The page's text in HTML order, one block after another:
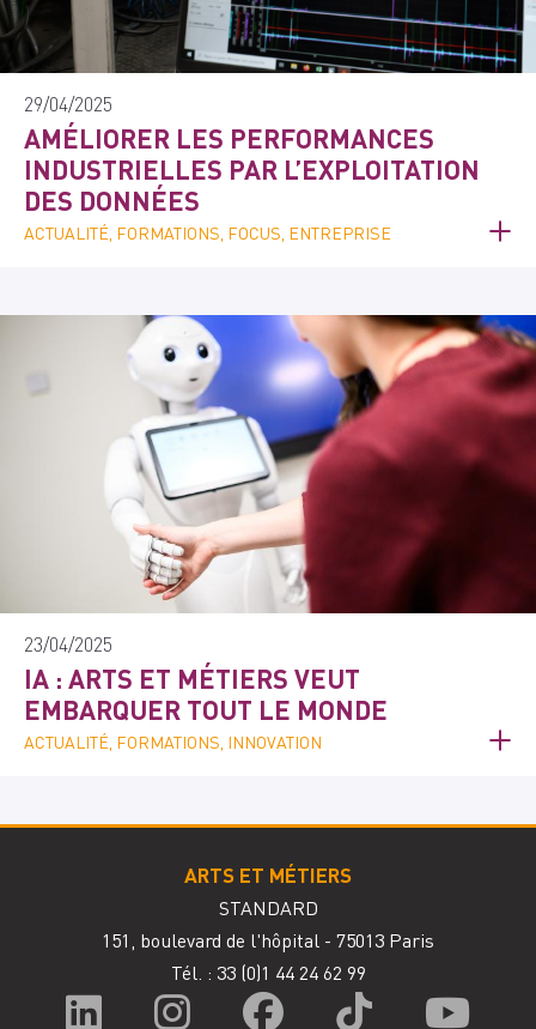
29/04/2025
AMÉLIORER LES PERFORMANCES
INDUSTRIELLES PAR L’EXPLOITATION
DES DONNÉES
ACTUALITÉ, FORMATIONS, FOCUS, ENTREPRISE
23/04/2025
IA : ARTS ET MÉTIERS VEUT
EMBARQUER TOUT LE MONDE
ACTUALITÉ, FORMATIONS, INNOVATION
ARTS ET MÉTIERS
STANDARD
151, boulevard de l'hôpital - 75013 Paris
Tél. : 33 (0)1 44 24 62 99